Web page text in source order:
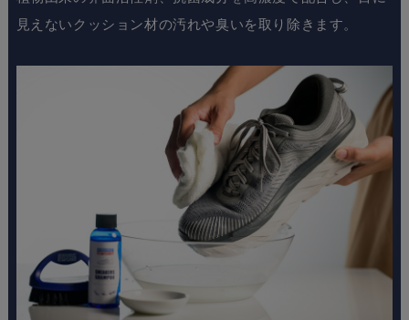
見えないクッション材の汚れや臭いを取り除きます。